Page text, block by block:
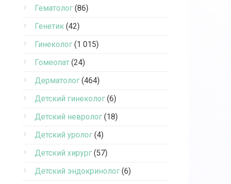
Гематолог (86)
Генетик (42)
Гинеколог (1 015)
Гомеопат (24)
Дерматолог (464)
Детский гинеколог (6)
Детский невролог (18)
Детский уролог (4)
Детский хирург (57)
Детский эндокринолог (6)